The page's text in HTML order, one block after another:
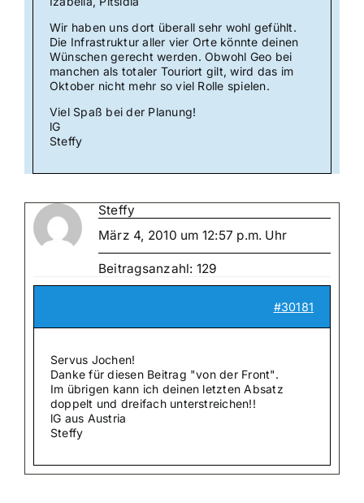
Wir haben uns dort überall sehr wohl gefühlt.
Die Infrastruktur aller vier Orte könnte deinen
Wünschen gerecht werden. Obwohl Geo bei
manchen als totaler Touriort gilt, wird das im
Oktober nicht mehr so viel Rolle spielen.
Viel Spaß bei der Planung!
lG
Steffy
Steffy
März 4, 2010 um 12:57 p.m. Uhr
Beitragsanzahl: 129
#30181
Servus Jochen!
Danke für diesen Beitrag "von der Front".
Im übrigen kann ich deinen letzten Absatz
doppelt und dreifach unterstreichen!!
lG aus Austria
Steffy